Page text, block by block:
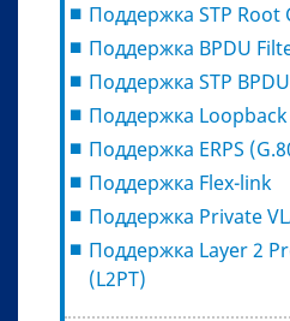
Поддержка STP Root
Поддержка BPDU
Поддержка STP
Поддержка
Поддержка ERPS
Поддержка Flex-link
Поддержка Private
Поддержка Layer 2
(L2PT)